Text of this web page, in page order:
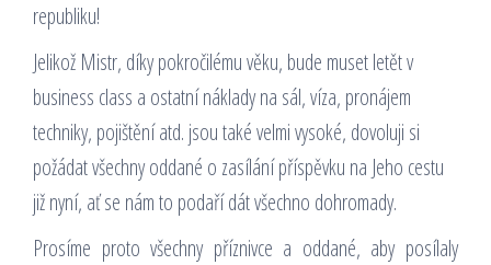
republiku!
Jelikož Mistr, díky pokročilému věku, bude muset letět v
business class a ostatní náklady na sál, víza, pronájem
techniky, pojištění atd. jsou také velmi vysoké, dovoluji si
požádat všechny oddané o zasílání příspěvku na Jeho cestu
již nyní, ať se nám to podaří dát všechno dohromady.
Prosíme proto všechny příznivce a oddané, aby posílaly